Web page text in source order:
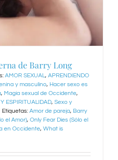
de Barry Long
AMOR SEXUAL, APRENDIENDO
y masculino, Hacer sexo es
, Magia sexual de Occidente,
ESPIRITUALIDAD, Sexo y
Etiquetas: Amor de pareja, Barry
el Amor), Only Fear Dies (Sólo el
en Occidente, What is